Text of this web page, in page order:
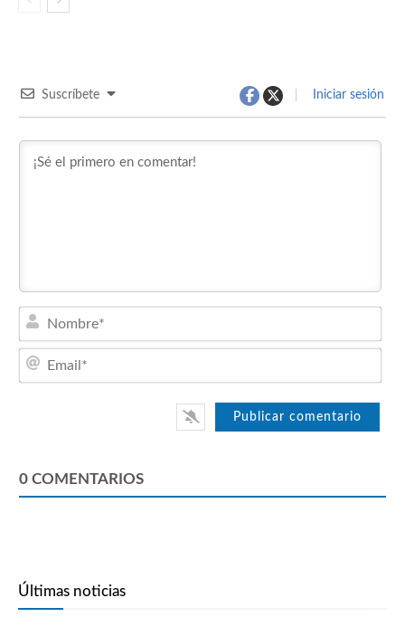
Suscríbete Iniciar sesión
0 COMENTARIOS
Últimas noticias